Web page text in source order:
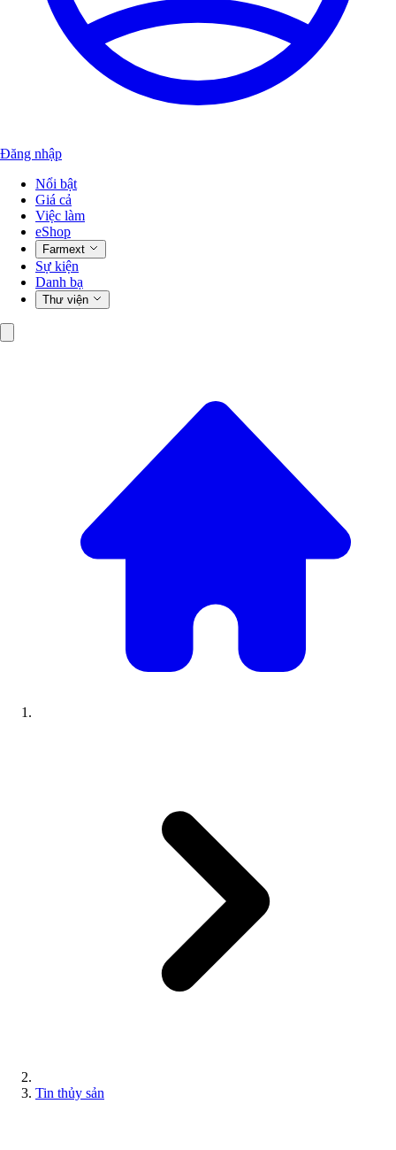
Đăng nhập
Nổi bật
Giá cả
Việc làm
eShop
Farmext
Sự kiện
Danh bạ
Thư viện
Tin thủy sản